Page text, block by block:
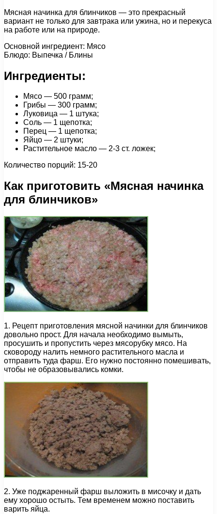
Мясная начинка для блинчиков — это прекрасный
вариант не только для завтрака или ужина, но и перекуса
на работе или на природе.
Основной ингредиент: Мясо
Блюдо: Выпечка / Блины
Ингредиенты:
Мясо — 500 грамм;
Грибы — 300 грамм;
Луковица — 1 штука;
Соль — 1 щепотка;
Перец — 1 щепотка;
Яйцо — 2 штуки;
Растительное масло — 2-3 ст. ложек;
Количество порций: 15-20
Как приготовить «Мясная начинка
для блинчиков»
1. Рецепт приготовления мясной начинки для блинчиков
довольно прост. Для начала необходимо вымыть,
просушить и пропустить через мясорубку мясо. На
сковороду налить немного растительного масла и
отправить туда фарш. Его нужно постоянно помешивать,
чтобы не образовывались комки.
2. Уже поджаренный фарш выложить в мисочку и дать
ему хорошо остыть. Тем временем можно поставить
варить яйца.